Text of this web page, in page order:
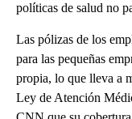
políticas de salud no
Las pólizas de los
para las pequeñas
propia, lo que lleva a
Ley de Atención